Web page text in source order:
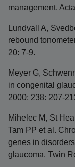
management.
Lundvall A,
rebound
20: 7-9.
Meyer G,
in congenital
2000; 238: 207-
Mihelec M, St
Tam PP et al.
genes in
glaucoma. Twin